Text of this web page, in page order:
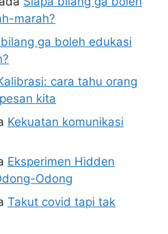
marah?
ga boleh edukasi
cara tahu orang
kita
Kekuatan komunikasi
Eksperimen Hidden
Odong
Takut covid tapi tak